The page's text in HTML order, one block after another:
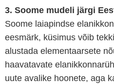
3. Soome mudeli järgi
Soome laiapindse
eesmärk, küsimus võib
alustada elementaarsete
haavatavate
uute avalike hoonete, aga